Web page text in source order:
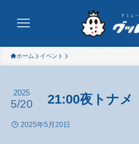
ホーム イベント
21:00夜トナメ
2025
5/20
2025年5月20日